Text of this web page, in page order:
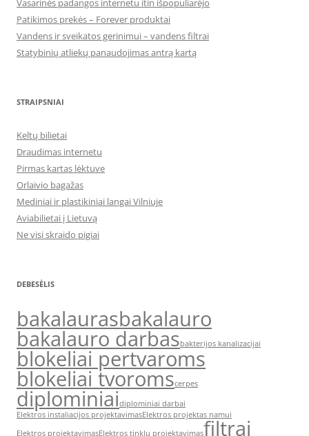
Vasarinės padangos internetu itin išpopuliarėjo
Patikimos prekės – Forever produktai
Vandens ir sveikatos gerinimui – vandens filtrai
Statybinių atliekų panaudojimas antrą kartą
STRAIPSNIAI
Keltų bilietai
Draudimas internetu
Pirmas kartas lėktuve
Orlaivio bagažas
Mediniai ir plastikiniai langai Vilniuje
Aviabilietai į Lietuvą
Ne visi skraido pigiai
DEBESĖLIS
bakalaurasbakalauro
bakalauro darbasbakterijos kanalizacijai
blokeliai pertvaroms
blokeliai tvoromscerpes
diplominiaidiplominiai darbai
Elektros instaliacijos projektavimasElektros projektas namui
Elektros projektavimasElektros tinklų projektavimasfiltrai